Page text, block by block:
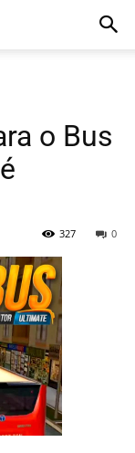
o Bus
0
327